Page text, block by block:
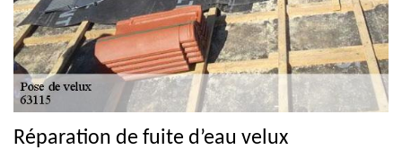
Réparation de fuite d’eau velux